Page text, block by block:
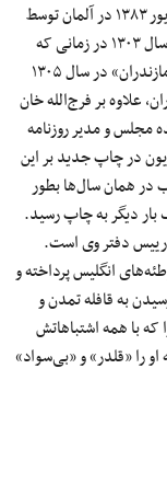
کتاب «سفرنامه خوزستان و مازندران رضاشاه» در شهریور ۱۳۸۳ در آلمان توسط
مجله «تلاش» به چاپ رسید. «سفرنامه خوزستان» در سال ۱۳۰۳ در زمانی که
رضاشاه هنوز رییس‌الوزرا و وزیر جنگ بود و «سفرنامه مازندران» در سال ۱۳۰۵
علاوه بر فرج‌الله خان
مجلس و مدیر روزنامه
در چاپ جدید بر این
در همان سال‌ها بطور
دیگر به چاپ رسید.
رییس دفتر وی است.
انگلیس پرداخته و
به قافله تمدن و
با همه اشتباهاتش
را «قلدر» و «بی‌سواد»